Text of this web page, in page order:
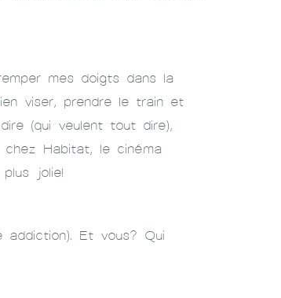
mes doigts dans la
viser, prendre le train et
(qui veulent tout dire),
Habitat, le cinéma
jolie!
Et vous? Qui